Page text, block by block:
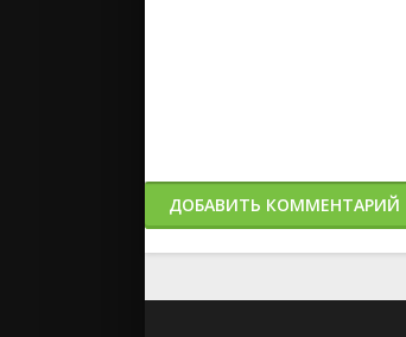
ДОБАВИТЬ КОММЕНТАРИЙ